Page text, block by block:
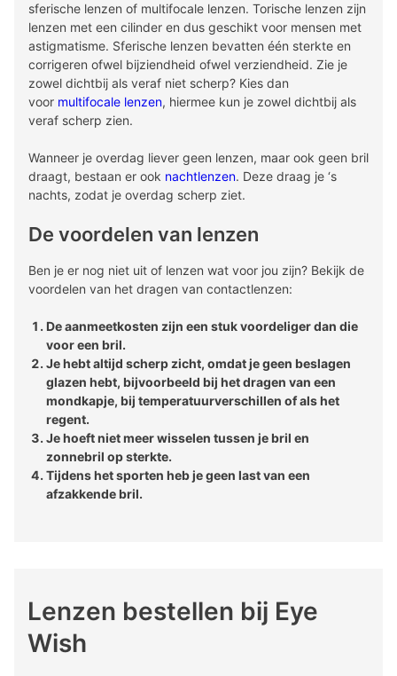
sferische lenzen of multifocale lenzen. Torische lenzen zijn
lenzen met een cilinder en dus geschikt voor mensen met
astigmatisme. Sferische lenzen bevatten één sterkte en
corrigeren ofwel bijziendheid ofwel verziendheid. Zie je
zowel dichtbij als veraf niet scherp? Kies dan
voor multifocale lenzen, hiermee kun je zowel dichtbij als
veraf scherp zien.
Wanneer je overdag liever geen lenzen, maar ook geen bril
draagt, bestaan er ook nachtlenzen. Deze draag je ‘s
nachts, zodat je overdag scherp ziet.
De voordelen van lenzen
Ben je er nog niet uit of lenzen wat voor jou zijn? Bekijk de
voordelen van het dragen van contactlenzen:
De aanmeetkosten zijn een stuk voordeliger dan die
voor een bril.
Je hebt altijd scherp zicht, omdat je geen beslagen
glazen hebt, bijvoorbeeld bij het dragen van een
mondkapje, bij temperatuurverschillen of als het
regent.
Je hoeft niet meer wisselen tussen je bril en
zonnebril op sterkte.
Tijdens het sporten heb je geen last van een
afzakkende bril.
Lenzen bestellen bij Eye
Wish